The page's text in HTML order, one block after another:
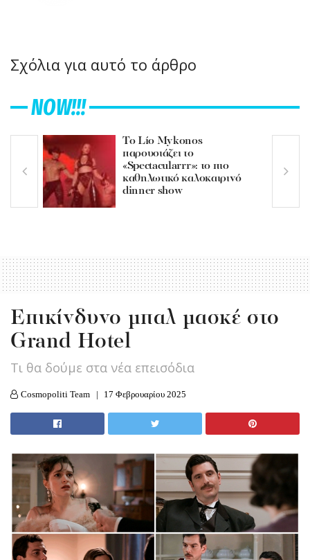
Σχόλια για αυτό το άρθρο
NOW!!!
Το Lío Mykonos
παρουσιάζει το
«Spectacularrr»: το πιο
καθηλωτικό καλοκαιρινό
dinner show
Eπικίνδυνο μπαλ μασκέ στο
Grand Hotel
Τι θα δούμε στα νέα επεισόδια
Cosmopoliti Team 17 Φεβρουαρίου 2025